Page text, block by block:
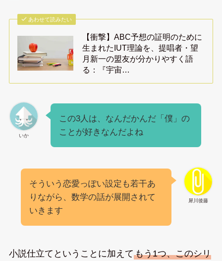
あわせて読みたい
【衝撃】ABC予想の証明のために
生まれたIUT理論を、提唱者・望
月新一の盟友が分かりやすく語
る：『宇宙…
いか
この3人は、なんだかんだ「僕」の
ことが好きなんだよね
犀川後藤
そういう恋愛っぽい設定も若干あ
りながら、数学の話が展開されて
いきます
小説仕立てということに加えてもう1つ、このシリ